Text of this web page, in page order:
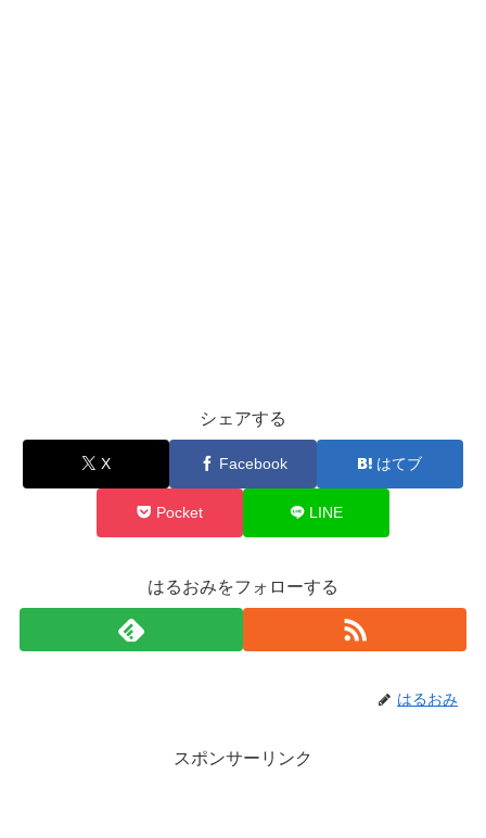
シェアする
X Facebook はてブ
Pocket LINE
はるおみをフォローする
はるおみ
スポンサーリンク